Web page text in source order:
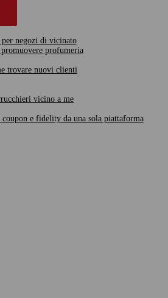
per negozi di vicinato
promuovere profumeria
trovare nuovi clienti
vicino a me
e fidelity da una sola piattaforma